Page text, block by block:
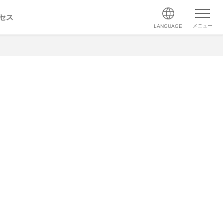
ス
LANGUAGE メニュー